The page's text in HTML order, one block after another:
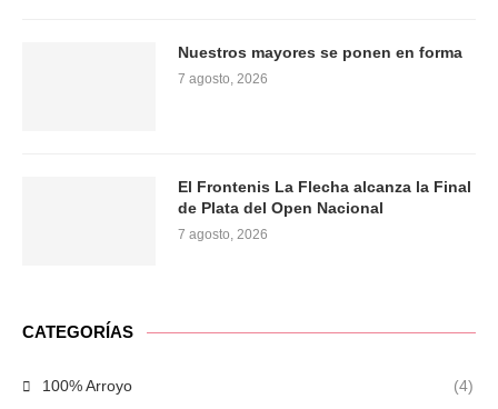
Nuestros mayores se ponen en forma
7 agosto, 2026
El Frontenis La Flecha alcanza la Final
de Plata del Open Nacional
7 agosto, 2026
CATEGORÍAS
100% Arroyo (4)